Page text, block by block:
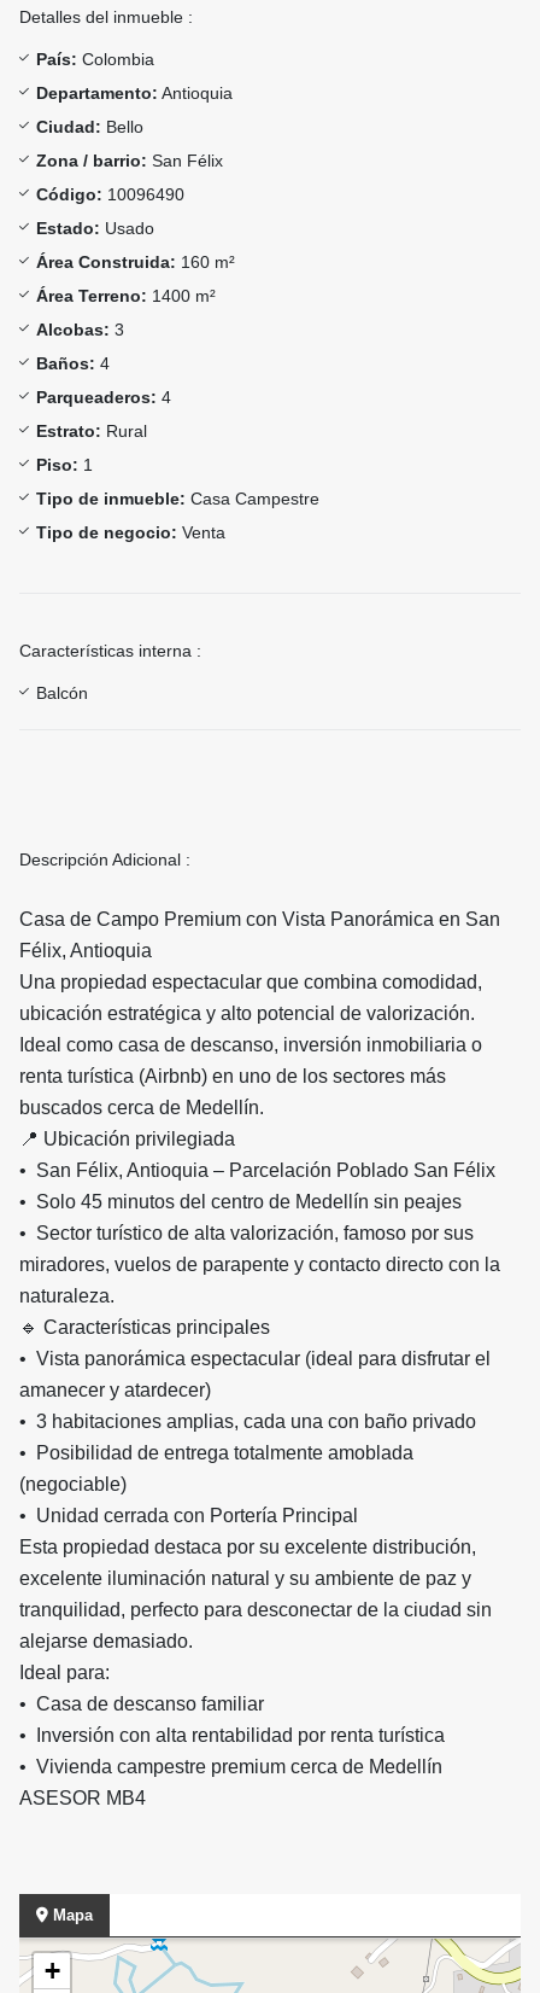
Detalles del inmueble :
País: Colombia
Departamento: Antioquia
Ciudad: Bello
Zona / barrio: San Félix
Código: 10096490
Estado: Usado
Área Construida: 160 m²
Área Terreno: 1400 m²
Alcobas: 3
Baños: 4
Parqueaderos: 4
Estrato: Rural
Piso: 1
Tipo de inmueble: Casa Campestre
Tipo de negocio: Venta
Características interna :
Balcón
Descripción Adicional :
Casa de Campo Premium con Vista Panorámica en San
Félix, Antioquia
Una propiedad espectacular que combina comodidad,
ubicación estratégica y alto potencial de valorización.
Ideal como casa de descanso, inversión inmobiliaria o
renta turística (Airbnb) en uno de los sectores más
buscados cerca de Medellín.
📍 Ubicación privilegiada
• San Félix, Antioquia – Parcelación Poblado San Félix
• Solo 45 minutos del centro de Medellín sin peajes
• Sector turístico de alta valorización, famoso por sus
miradores, vuelos de parapente y contacto directo con la
naturaleza.
🔹 Características principales
• Vista panorámica espectacular (ideal para disfrutar el
amanecer y atardecer)
• 3 habitaciones amplias, cada una con baño privado
• Posibilidad de entrega totalmente amoblada
(negociable)
• Unidad cerrada con Portería Principal
Esta propiedad destaca por su excelente distribución,
excelente iluminación natural y su ambiente de paz y
tranquilidad, perfecto para desconectar de la ciudad sin
alejarse demasiado.
Ideal para:
• Casa de descanso familiar
• Inversión con alta rentabilidad por renta turística
• Vivienda campestre premium cerca de Medellín
ASESOR MB4
Mapa
+